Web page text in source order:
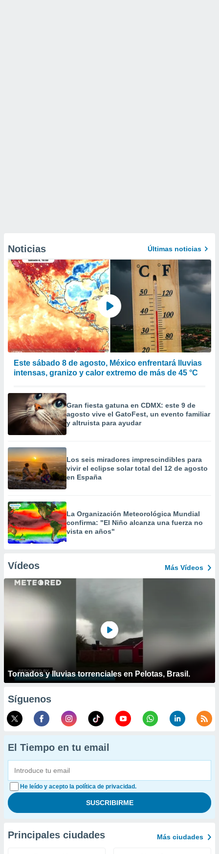
Noticias Últimas noticias
Este sábado 8 de agosto, México enfrentará lluvias
intensas, granizo y calor extremo de más de 45 °C
Gran fiesta gatuna en CDMX: este 9 de
agosto vive el GatoFest, un evento familiar
y altruista para ayudar
Los seis miradores imprescindibles para
vivir el eclipse solar total del 12 de agosto
en España
La Organización Meteorológica Mundial
confirma: "El Niño alcanza una fuerza no
vista en años"
Vídeos Más Vídeos
Tornados y lluvias torrenciales en Pelotas, Brasil.
Síguenos
El Tiempo en tu email
He leído y acepto la política de privacidad.
Principales ciudades Más ciudades